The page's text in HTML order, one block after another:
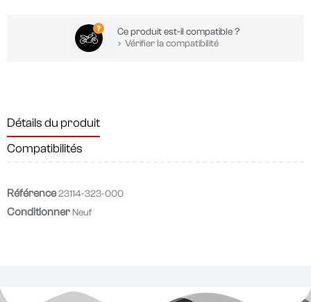
Ce produit est-il compatible ?
Vérifier la compatibilité
Détails du produit
Compatibilités
Référence23114-323-000
Conditionner Neuf